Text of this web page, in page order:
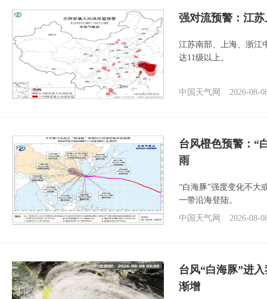
强对流预警：江
江苏南部、上海、浙江
达11级以上。
中国天气网 2026-08-
台风橙色预警：“
雨
“白海豚”强度变化不大
一带沿海登陆。
中国天气网
2026-08-
台风“白海豚”进
渐增